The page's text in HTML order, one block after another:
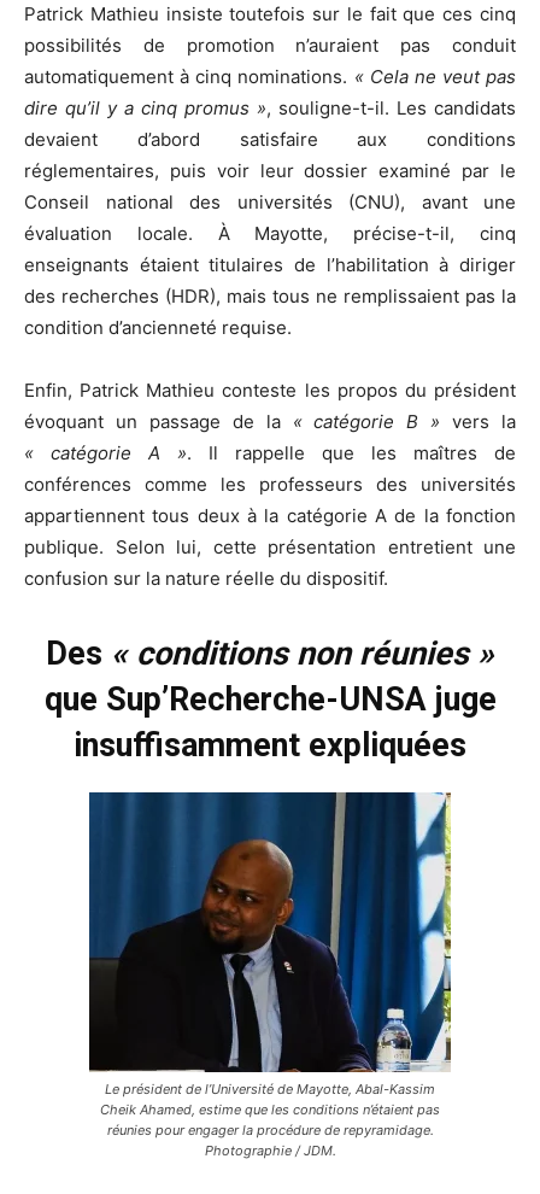
Patrick Mathieu insiste toutefois sur le fait que ces cinq
possibilités de promotion n’auraient pas conduit
automatiquement à cinq nominations. « Cela ne veut pas
dire qu’il y a cinq promus », souligne-t-il. Les candidats
devaient d’abord satisfaire aux conditions
réglementaires, puis voir leur dossier examiné par le
Conseil national des universités (CNU), avant une
évaluation locale. À Mayotte, précise-t-il, cinq
enseignants étaient titulaires de l’habilitation à diriger
des recherches (HDR), mais tous ne remplissaient pas la
condition d’ancienneté requise.
Enfin, Patrick Mathieu conteste les propos du président
évoquant un passage de la « catégorie B » vers la
« catégorie A ». Il rappelle que les maîtres de
conférences comme les professeurs des universités
appartiennent tous deux à la catégorie A de la fonction
publique. Selon lui, cette présentation entretient une
confusion sur la nature réelle du dispositif.
Des « conditions non réunies »
que Sup’Recherche-UNSA juge
insuffisamment expliquées
Le président de l’Université de Mayotte, Abal-Kassim
Cheik Ahamed, estime que les conditions n’étaient pas
réunies pour engager la procédure de repyramidage.
Photographie / JDM.